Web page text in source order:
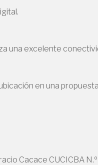
una excelente
en una
Cacace CUCICBA